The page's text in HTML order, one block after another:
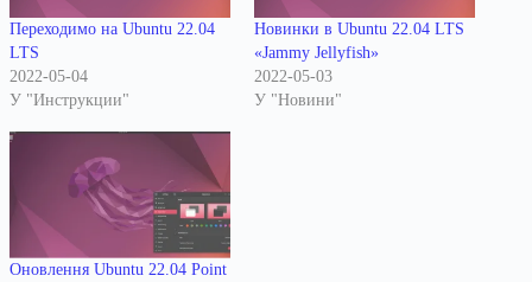
Переходимо на Ubuntu 22.04
LTS
2022-05-04
У "Инструкции"
Новинки в Ubuntu 22.04 LTS
«Jammy Jellyfish»
2022-05-03
У "Новини"
Оновлення Ubuntu 22.04 Point